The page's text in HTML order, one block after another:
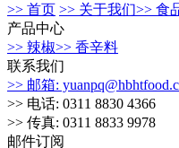
>> 首页 >> 关于我们>> 食
产品中心
>> 辣椒>> 香辛料
联系我们
>> 邮箱:
>> 电话: 0311 8830 4366
>> 传真: 0311 8833 9978
邮件订阅